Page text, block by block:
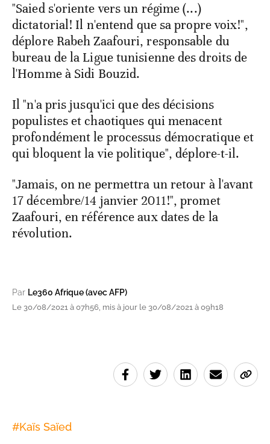
"Saied s'oriente vers un régime (...)
dictatorial! Il n'entend que sa propre voix!",
déplore Rabeh Zaafouri, responsable du
bureau de la Ligue tunisienne des droits de
l'Homme à Sidi Bouzid.
Il "n'a pris jusqu'ici que des décisions
populistes et chaotiques qui menacent
profondément le processus démocratique et
qui bloquent la vie politique", déplore-t-il.
"Jamais, on ne permettra un retour à l'avant
17 décembre/14 janvier 2011!", promet
Zaafouri, en référence aux dates de la
révolution.
Par Le360 Afrique (avec AFP)
Le 30/08/2021 à 07h56, mis à jour le 30/08/2021 à 09h18
#Kaïs Saïed